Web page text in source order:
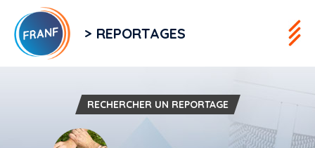
> REPORTAGES
RECHERCHER UN REPORTAGE